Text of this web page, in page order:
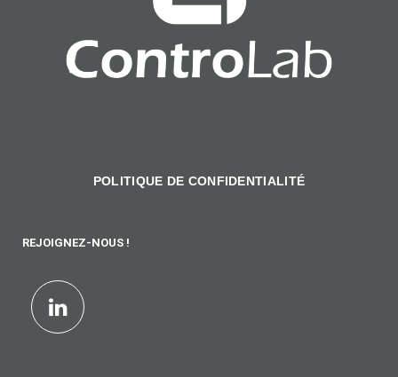
POLITIQUE DE CONFIDENTIALITÉ
REJOIGNEZ-NOUS !